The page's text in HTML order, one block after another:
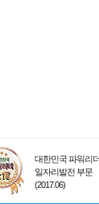
대한민국 파워리
일자리발전 부문
(2017.06)